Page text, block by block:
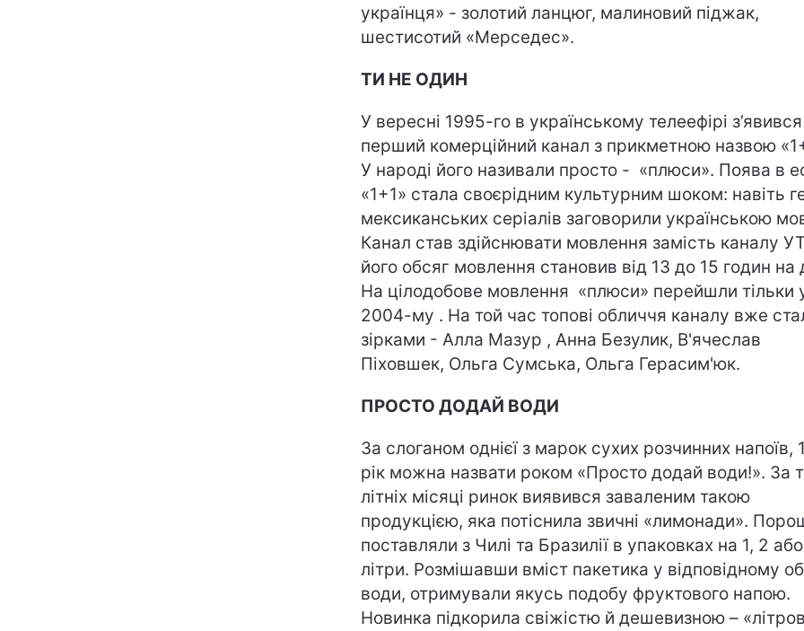
українця» - золотий ланцюг, малиновий піджак,
шестисотий «Мерседес».
ТИ НЕ ОДИН
У вересні 1995-го в українському телеефірі з’явився
перший комерційний канал з прикметною назвою
У народі його називали просто - «плюси». Поява в
«1+1» стала своєрідним культурним шоком: навіть
мексиканських серіалів заговорили українською
Канал став здійснювати мовлення замість каналу
його обсяг мовлення становив від 13 до 15 годин на
На цілодобове мовлення «плюси» перейшли тільки
2004-му . На той час топові обличчя каналу вже
зірками - Алла Мазур , Анна Безулик, В'ячеслав
Піховшек, Ольга Сумська, Ольга Герасим'юк.
ПРОСТО ДОДАЙ ВОДИ
За слоганом однієї з марок сухих розчинних напоїв,
рік можна назвати роком «Просто додай води!». За
літніх місяці ринок виявився заваленим такою
продукцією, яка потіснила звичні «лимонади».
поставляли з Чилі та Бразилії в упаковках на 1, 2
літри. Розмішавши вміст пакетика у відповідному
води, отримували якусь подобу фруктового напою.
Новинка підкорила свіжістю й дешевизною –